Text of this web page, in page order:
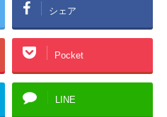
シェア
Pocket
LINE